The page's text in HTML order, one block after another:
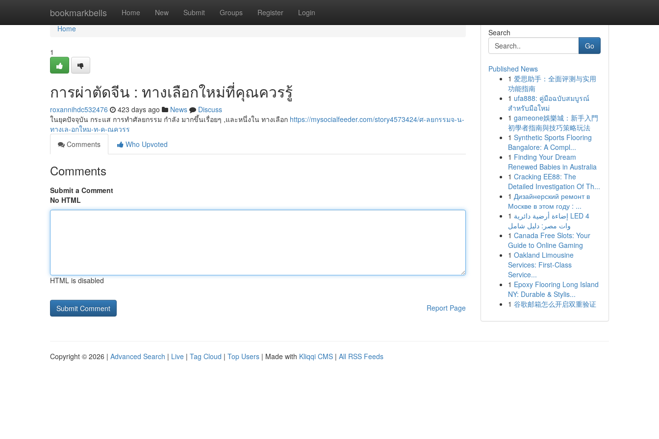
bookmarkbells Home New Submit Groups Register Login
Home
Home
1
การผ่าตัดจีน : ทางเลือกใหม่ที่คุณควรรู้
roxannihdc532476 423 days ago News
Discuss
ในยุคปัจจุบัน กระแส การทำศัลยกรรม กำลัง มากขึ้นเรื่อยๆ ,และหนึ่งใน ทางเลือก https://mysocialfeeder.com/story4573424/ศ-ลยกรรมจ-น-
ทางเล-อกใหม-ท-ค-ณควรร
Comments
Who Upvoted
Comments
Submit a Comment
No HTML
HTML is disabled
Report Page
Search
Go
Published News
1 爱思助手：全面评测与实用
功能指南
1 ufa888: คู่มือฉบับสมบูรณ์
สำหรับมือใหม่
1 gameone娛樂城：新手入門
初學者指南與技巧策略玩法
1 Synthetic Sports Flooring
Bangalore: A Compl...
1 Finding Your Dream
Renewed Babies in Australia
1 Cracking EE88: The
Detailed Investigation Of Th...
1 Дизайнерский ремонт в
Москве в этом году : ...
1 إضاءة أرضية دائرية LED 4
وات مصر: دليل شامل
1 Canada Free Slots: Your
Guide to Online Gaming
1 Oakland Limousine
Services: First-Class
Service...
1 Epoxy Flooring Long Island
NY: Durable & Stylis...
1 谷歌邮箱怎么开启双重验证
Copyright © 2026 | Advanced Search | Live | Tag Cloud | Top Users | Made with Kliqqi CMS | All RSS Feeds